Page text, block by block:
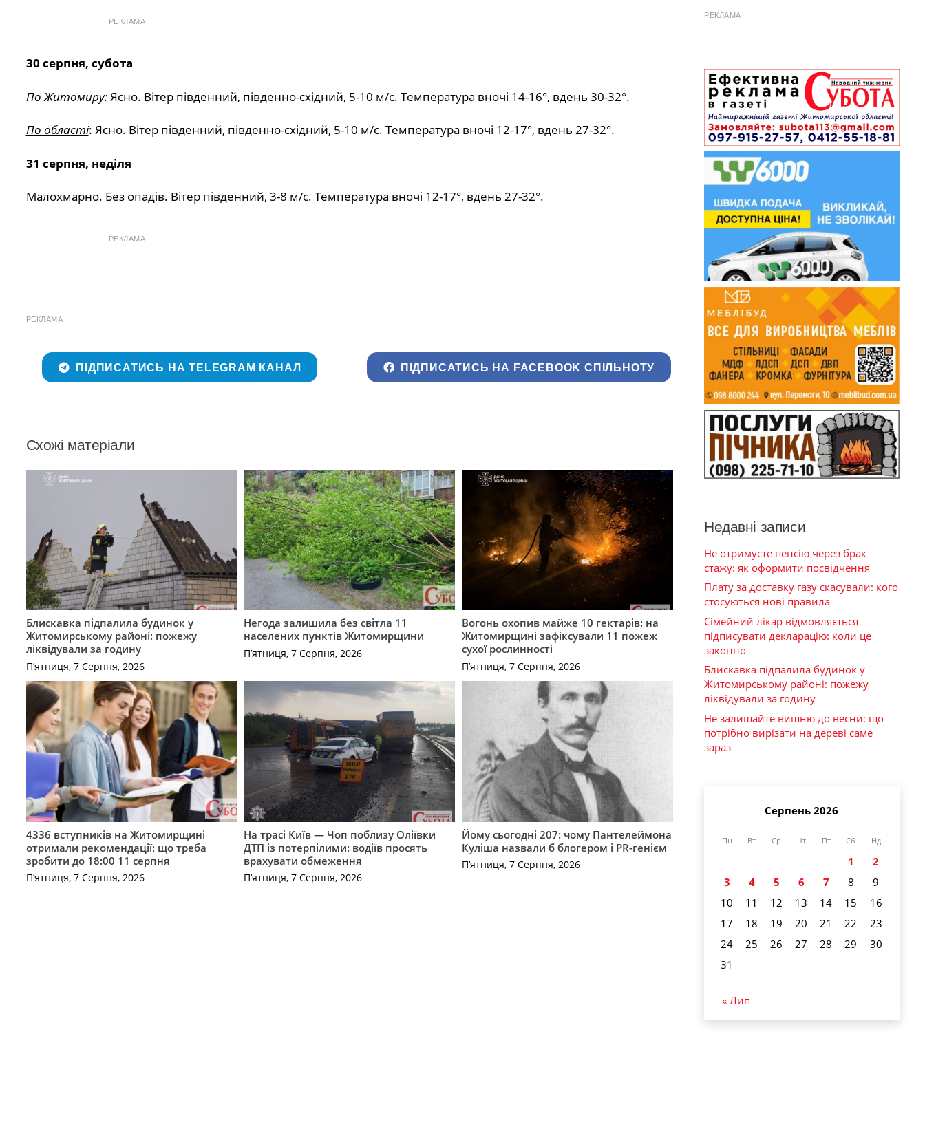
РЕКЛАМА
30 серпня, субота
По Житомиру:Ясно. Вітер південний, південно-східний, 5-10 м/с. Температура вночі 14-16°, вдень 30-32°.
По області: Ясно. Вітер південний, південно-східний, 5-10 м/с. Температура вночі 12-17°, вдень 27-32°.
31 серпня, неділя
Малохмарно. Без опадів. Вітер південний, 3-8 м/с. Температура вночі 12-17°, вдень 27-32°.
РЕКЛАМА
РЕКЛАМА
ПІДПИСАТИСЬ НА TELEGRAM КАНАЛ ПІДПИСАТИСЬ НА FACEBOOK СПІЛЬНОТУ
Схожі матеріали
Блискавка підпалила будинок у
Житомирському районі: пожежу
ліквідували за годину
П’ятниця, 7 Серпня, 2026
Негода залишила без світла 11
населених пунктів Житомирщини
П’ятниця, 7 Серпня, 2026
Вогонь охопив майже 10 гектарів: на
Житомирщині зафіксували 11 пожеж
сухої рослинності
П’ятниця, 7 Серпня, 2026
4336 вступників на Житомирщині
отримали рекомендації: що треба
зробити до 18:00 11 серпня
П’ятниця, 7 Серпня, 2026
На трасі Київ — Чоп поблизу Оліївки
ДТП із потерпілими: водіїв просять
врахувати обмеження
П’ятниця, 7 Серпня, 2026
Йому сьогодні 207: чому Пантелеймона
Куліша назвали б блогером і PR-генієм
П’ятниця, 7 Серпня, 2026
РЕКЛАМА
Недавні записи
Не отримуєте пенсію через брак
стажу: як оформити посвідчення
Плату за доставку газу скасували: кого
стосуються нові правила
Сімейний лікар відмовляється
підписувати декларацію: коли це
законно
Блискавка підпалила будинок у
Житомирському районі: пожежу
ліквідували за годину
Не залишайте вишню до весни: що
потрібно вирізати на дереві саме
зараз
Серпень 2026
Пн Вт Ср Чт Пт Сб Нд
1
2
3
4 5 6 7 8
9
10
11 12 13 14 15
16
17
18 19 20 21 22
23
24
25 26 27 28 29
30
31
« Лип